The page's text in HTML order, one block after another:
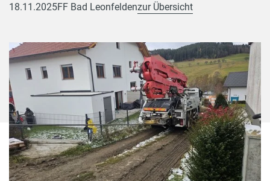
18.11.2025FF Bad Leonfeldenzur Übersicht